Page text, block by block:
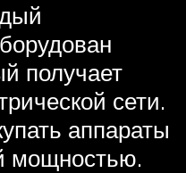
получает
сети.
аппараты
мощностью.